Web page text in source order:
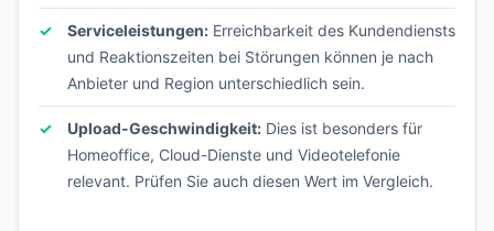
Serviceleistungen: Erreichbarkeit des Kundendiensts
und Reaktionszeiten bei Störungen können je nach
Anbieter und Region unterschiedlich sein.
Upload-Geschwindigkeit: Dies ist besonders für
Homeoffice, Cloud-Dienste und Videotelefonie
relevant. Prüfen Sie auch diesen Wert im Vergleich.